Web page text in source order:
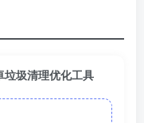
圾清理优化工具